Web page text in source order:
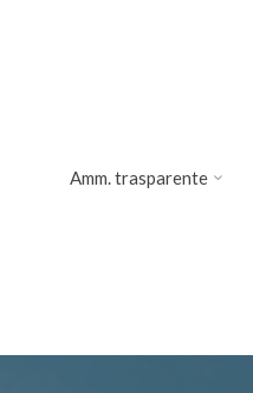
Amm. trasparente